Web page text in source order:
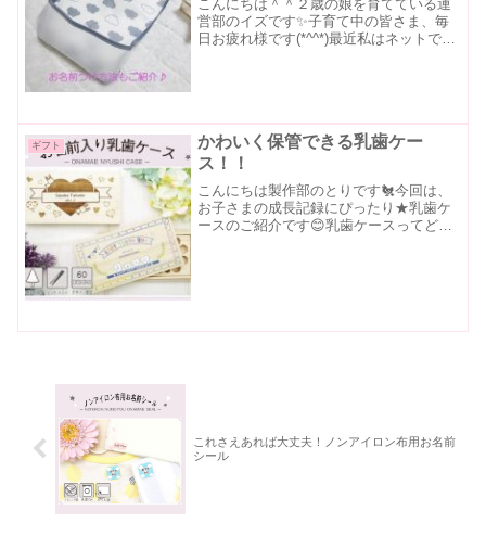
こんにちは＾＾２歳の娘を育てている運
営部のイズです✨️子育て中の皆さま、毎
日お疲れ様です(*^^*)最近私はネットで
ギフト
かわいく保管できる乳歯ケー
ス！！
こんにちは製作部のとりです🐔今回は、
お子さまの成長記録にぴったり★乳歯ケ
ースのご紹介です😊乳歯ケースってどん
これさえあれば大丈夫！ノンアイロン布用お名前
シール